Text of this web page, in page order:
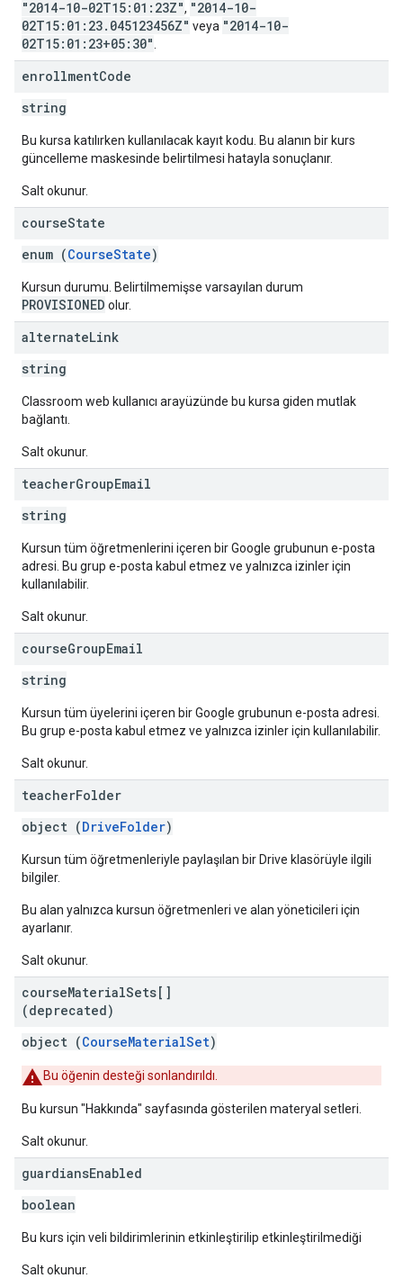
"2014-10-02T15:01:23Z", "2014-10-
02T15:01:23.045123456Z" veya "2014-10-
02T15:01:23+05:30"
enrollmentCode
string
Bu kursa katılırken kullanılacak kayıt kodu. Bu alanın bir kurs
güncelleme maskesinde belirtilmesi hatayla sonuçlanır.
Salt okunur.
courseState
enum (CourseState)
Kursun durumu. Belirtilmemişse varsayılan durum
PROVISIONED olur.
alternateLink
string
Classroom web kullanıcı arayüzünde bu kursa giden mutlak
bağlantı.
Salt okunur.
teacherGroupEmail
string
Kursun tüm öğretmenlerini içeren bir Google grubunun e-posta
adresi. Bu grup e-posta kabul etmez ve yalnızca izinler için
kullanılabilir.
Salt okunur.
courseGroupEmail
string
Kursun tüm üyelerini içeren bir Google grubunun e-posta adresi.
Bu grup e-posta kabul etmez ve yalnızca izinler için kullanılabilir.
Salt okunur.
teacherFolder
object (DriveFolder)
Kursun tüm öğretmenleriyle paylaşılan bir Drive klasörüyle ilgili
bilgiler.
Bu alan yalnızca kursun öğretmenleri ve alan yöneticileri için
ayarlanır.
Salt okunur.
courseMaterialSets[]
(deprecated)
object (CourseMaterialSet)
Bu öğenin desteği sonlandırıldı.
Bu kursun "Hakkında" sayfasında gösterilen materyal setleri.
Salt okunur.
guardiansEnabled
boolean
Bu kurs için veli bildirimlerinin etkinleştirilip etkinleştirilmediği
Salt okunur.